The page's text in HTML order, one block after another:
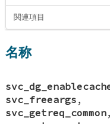
関連項目
名称
svc_freeargs
svc_getreq_common